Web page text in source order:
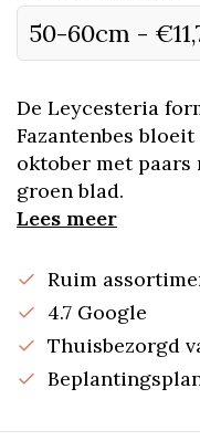
De Leycesteria
Fazantenbes
oktober met
groen blad.
Lees meer
Ruim
4.7 Google
Thuisbezorgd